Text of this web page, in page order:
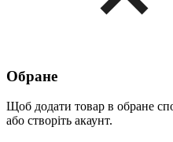
Обране
Щоб додати товар в обране
або створіть акаунт.